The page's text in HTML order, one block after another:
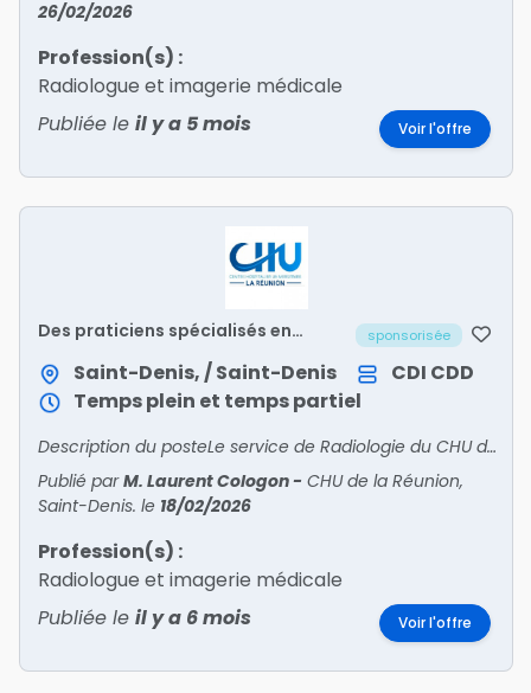
26/02/2026
Profession(s) :
Radiologue et imagerie médicale
Publiée le il y a 5 mois Voir l'offre
Des praticiens spécialisés en
sponsorisée
Saint-Denis, / Saint-Denis CDI CDD
Temps plein et temps partiel
Description du posteLe service de Radiologie du CHU de la Réunion - site Nord - Félix Guyon recrute, pour son unité de Radiologie Interventionnelle, des praticiens spécialisés en Radiologie Inte
Publié parM. Laurent Cologon- CHU de la Réunion,
Saint-Denis. le 18/02/2026
Profession(s) :
Radiologue et imagerie médicale
Publiée le il y a 6 mois Voir l'offre